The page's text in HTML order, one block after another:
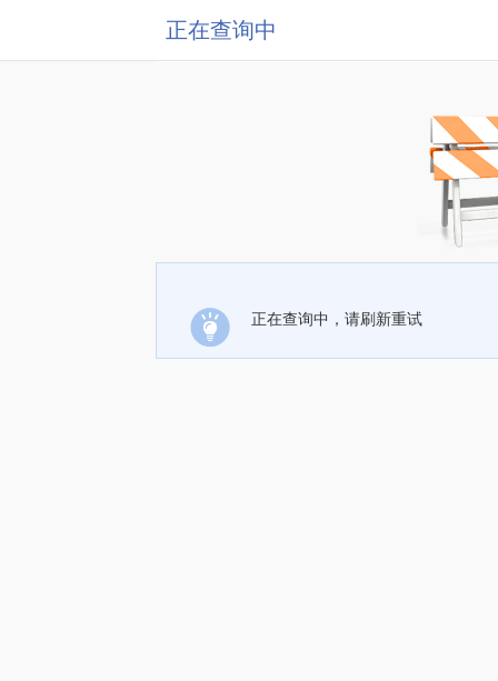
正在查询中
正在查询中，请刷新重试